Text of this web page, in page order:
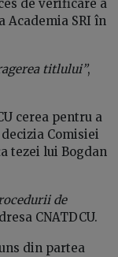
de verificare a
Academia SRI în
titlului”,
cerea pentru a
Comisiei
tezei lui Bogdan
de
CNATDCU.
din partea